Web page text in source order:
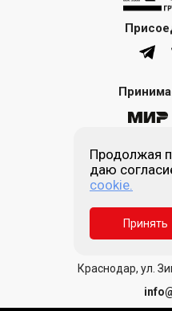
8 (861)
Звонок
Пн-пт
Сб, Вс
Краснодар, ул.
Продолжая
даю
cookie.
Принять